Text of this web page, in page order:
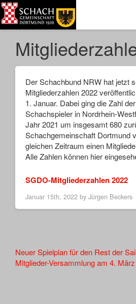
Der Schachbund NRW hat jetzt
Mitgliederzahlen 2022
1. Januar. Dabei ging die Zahl
Schachspieler in Nordrhein-
Jahr 2021 um insgesamt 680
Schachgemeinschaft Dortmund
gleichen Zeitraum einen
Alle Zahlen können hier
SGDO-Mitgliederzahlen 2022
Januar 15th, 2022 by Jürgen Beckers
Other
Articles
Neuer Spielplan für den Rest der
Mitglieder-Versammlung am 4. März